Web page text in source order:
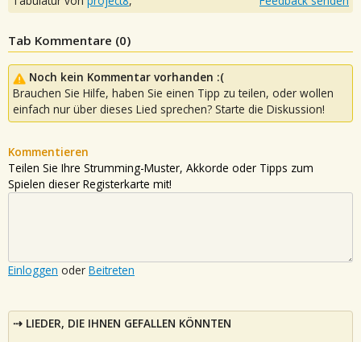
Tab Kommentare (0)
Noch kein Kommentar vorhanden :(
Brauchen Sie Hilfe, haben Sie einen Tipp zu teilen, oder wollen
einfach nur über dieses Lied sprechen? Starte die Diskussion!
Kommentieren
Teilen Sie Ihre Strumming-Muster, Akkorde oder Tipps zum
Spielen dieser Registerkarte mit!
Einloggen oder Beitreten
LIEDER, DIE IHNEN GEFALLEN KÖNNTEN